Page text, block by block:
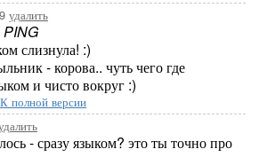
удалить
PING
слизнула! :)
- корова.. чуть чего где
и чисто вокруг :)
К полной версии
- сразу языком? это ты точно про